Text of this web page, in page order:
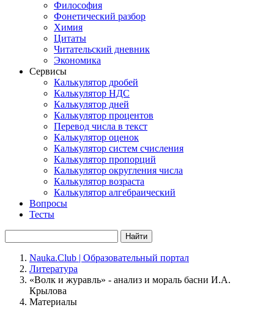
Философия
Фонетический разбор
Химия
Цитаты
Читательский дневник
Экономика
Сервисы
Калькулятор дробей
Калькулятор НДС
Калькулятор дней
Калькулятор процентов
Перевод числа в текст
Калькулятор оценок
Калькулятор систем счисления
Калькулятор пропорций
Калькулятор округления числа
Калькулятор возраста
Калькулятор алгебраический
Вопросы
Тесты
Найти
Nauka.Club | Образовательный портал
Литература
«Волк и журавль» - анализ и мораль басни И.А.
Крылова
Материалы